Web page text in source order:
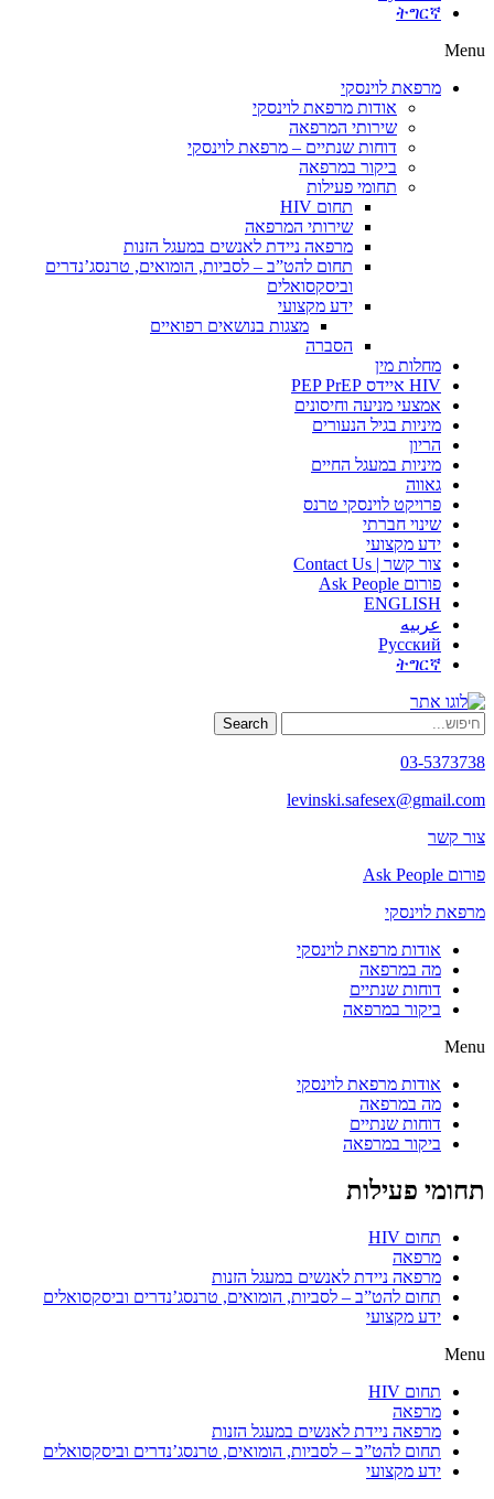
ትግርኛ
Menu
מרפאת לוינסקי
אודות מרפאת לוינסקי
שירותי המרפאה
דוחות שנתיים – מרפאת לוינסקי
ביקור במרפאה
תחומי פעילות
תחום HIV
שירותי המרפאה
מרפאה ניידת לאנשים במעגל הזנות
תחום להט”ב – לסביות, הומואים, טרנסג’נדרים
וביסקסואלים
ידע מקצועי
מצגות בנושאים רפואיים
הסברה
מחלות מין
HIV איידס PEP PrEP
אמצעי מניעה וחיסונים
מיניות בגיל הנעורים
הריון
מיניות במעגל החיים
גאווה
פרויקט לוינסקי טרנס
שינוי חברתי
ידע מקצועי
צור קשר | Contact Us
פורום Ask People
ENGLISH
عربيه
Русский
ትግርኛ
Search
03-5373738
levinski.safesex@gmail.com
צור קשר
פורום Ask People
מרפאת לוינסקי
אודות מרפאת לוינסקי
מה במרפאה
דוחות שנתיים
ביקור במרפאה
Menu
אודות מרפאת לוינסקי
מה במרפאה
דוחות שנתיים
ביקור במרפאה
תחומי פעילות
תחום HIV
מרפאה
מרפאה ניידת לאנשים במעגל הזנות
תחום להט”ב – לסביות, הומואים, טרנסג’נדרים וביסקסואלים
ידע מקצועי
Menu
תחום HIV
מרפאה
מרפאה ניידת לאנשים במעגל הזנות
תחום להט”ב – לסביות, הומואים, טרנסג’נדרים וביסקסואלים
ידע מקצועי